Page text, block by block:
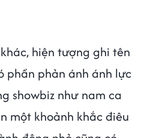
hiện tượng ghi tên
phần phản ánh ánh lực
showbiz như nam ca
một khoảnh khắc điêu